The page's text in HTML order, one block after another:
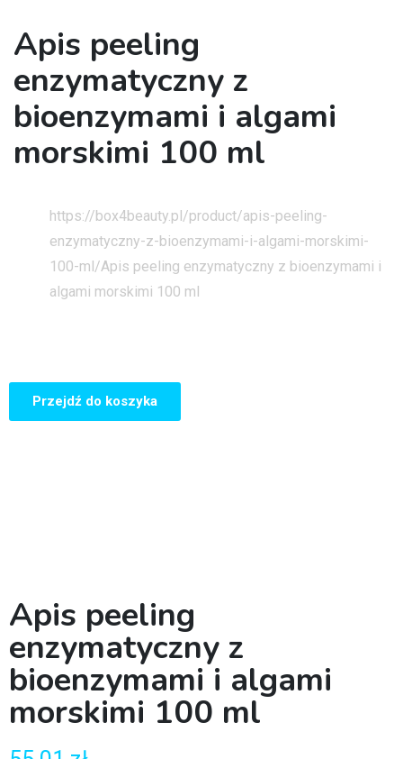
Apis peeling
enzymatyczny z
bioenzymami i algami
morskimi 100 ml
https://box4beauty.pl/product/apis-peeling-
enzymatyczny-z-bioenzymami-i-algami-morskimi-
100-ml/Apis peeling enzymatyczny z bioenzymami i
algami morskimi 100 ml
Przejdź do koszyka
Apis peeling
enzymatyczny z
bioenzymami i algami
morskimi 100 ml